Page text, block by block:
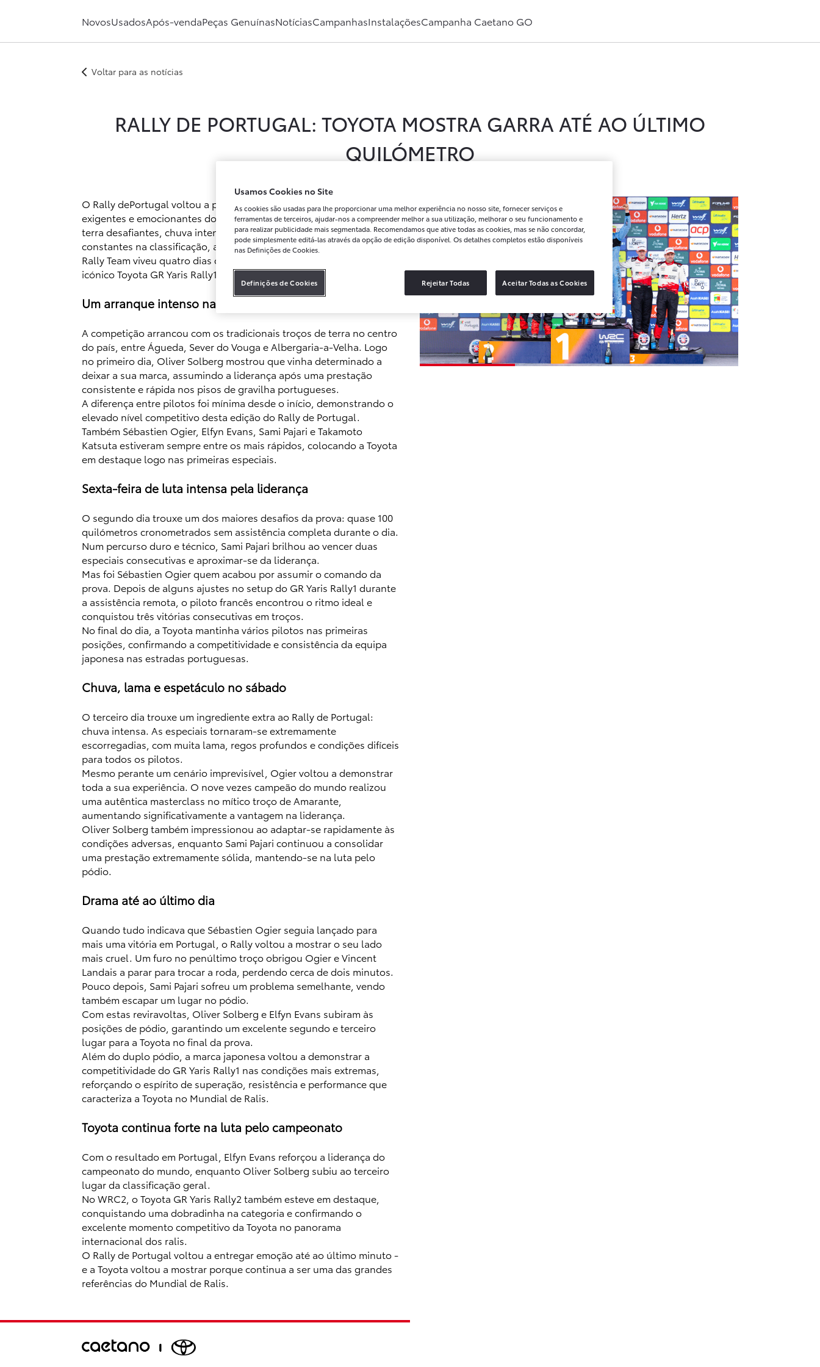
NovosUsadosApós-vendaPeças GenuínasNotíciasCampanhasInstalaçõesCampanha Caetano GO
Voltar para as notícias
RALLY DE PORTUGAL: TOYOTA MOSTRA GARRA ATÉ AO ÚLTIMO
QUILÓMETRO
O Rally dePortugal voltou a provar porque é uma das provas mais
exigentes e emocionantes do calendário do WRC. Entre troços de
terra desafiantes, chuva intensa, pisos destruídos e mudanças
constantes na classificação, a equipa TOYOTA GAZOO Racing World
Rally Team viveu quatro dias de pura adrenalina ao volante do
icónico Toyota GR Yaris Rally1.
Um arranque intenso nas estradas portuguesas
A competição arrancou com os tradicionais troços de terra no centro
do país, entre Águeda, Sever do Vouga e Albergaria-a-Velha. Logo
no primeiro dia, Oliver Solberg mostrou que vinha determinado a
deixar a sua marca, assumindo a liderança após uma prestação
consistente e rápida nos pisos de gravilha portugueses.
A diferença entre pilotos foi mínima desde o início, demonstrando o
elevado nível competitivo desta edição do Rally de Portugal.
Também Sébastien Ogier, Elfyn Evans, Sami Pajari e Takamoto
Katsuta estiveram sempre entre os mais rápidos, colocando a Toyota
em destaque logo nas primeiras especiais.
Sexta-feira de luta intensa pela liderança
O segundo dia trouxe um dos maiores desafios da prova: quase 100
quilómetros cronometrados sem assistência completa durante o dia.
Num percurso duro e técnico, Sami Pajari brilhou ao vencer duas
especiais consecutivas e aproximar-se da liderança.
Mas foi Sébastien Ogier quem acabou por assumir o comando da
prova. Depois de alguns ajustes no setup do GR Yaris Rally1 durante
a assistência remota, o piloto francês encontrou o ritmo ideal e
conquistou três vitórias consecutivas em troços.
No final do dia, a Toyota mantinha vários pilotos nas primeiras
posições, confirmando a competitividade e consistência da equipa
japonesa nas estradas portuguesas.
Chuva, lama e espetáculo no sábado
O terceiro dia trouxe um ingrediente extra ao Rally de Portugal:
chuva intensa. As especiais tornaram-se extremamente
escorregadias, com muita lama, regos profundos e condições difíceis
para todos os pilotos.
Mesmo perante um cenário imprevisível, Ogier voltou a demonstrar
toda a sua experiência. O nove vezes campeão do mundo realizou
uma autêntica masterclass no mítico troço de Amarante,
aumentando significativamente a vantagem na liderança.
Oliver Solberg também impressionou ao adaptar-se rapidamente às
condições adversas, enquanto Sami Pajari continuou a consolidar
uma prestação extremamente sólida, mantendo-se na luta pelo
pódio.
Drama até ao último dia
Quando tudo indicava que Sébastien Ogier seguia lançado para
mais uma vitória em Portugal, o Rally voltou a mostrar o seu lado
mais cruel. Um furo no penúltimo troço obrigou Ogier e Vincent
Landais a parar para trocar a roda, perdendo cerca de dois minutos.
Pouco depois, Sami Pajari sofreu um problema semelhante, vendo
também escapar um lugar no pódio.
Com estas reviravoltas, Oliver Solberg e Elfyn Evans subiram às
posições de pódio, garantindo um excelente segundo e terceiro
lugar para a Toyota no final da prova.
Além do duplo pódio, a marca japonesa voltou a demonstrar a
competitividade do GR Yaris Rally1 nas condições mais extremas,
reforçando o espírito de superação, resistência e performance que
caracteriza a Toyota no Mundial de Ralis.
Toyota continua forte na luta pelo campeonato
Com o resultado em Portugal, Elfyn Evans reforçou a liderança do
campeonato do mundo, enquanto Oliver Solberg subiu ao terceiro
lugar da classificação geral.
No WRC2, o Toyota GR Yaris Rally2 também esteve em destaque,
conquistando uma dobradinha na categoria e confirmando o
excelente momento competitivo da Toyota no panorama
internacional dos ralis.
O Rally de Portugal voltou a entregar emoção até ao último minuto -
e a Toyota voltou a mostrar porque continua a ser uma das grandes
referências do Mundial de Ralis.
Usamos Cookies no Site
As cookies são usadas para lhe proporcionar uma melhor experiência no nosso site, fornecer serviços e
ferramentas de terceiros, ajudar-nos a compreender melhor a sua utilização, melhorar o seu funcionamento e
para realizar publicidade mais segmentada. Recomendamos que ative todas as cookies, mas se não concordar,
pode simplesmente editá-las através da opção de edição disponível. Os detalhes completos estão disponíveis
nas Definições de Cookies.
Definições de Cookies Rejeitar Todas Aceitar Todas as Cookies